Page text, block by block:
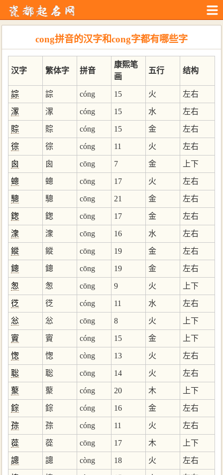
cong拼音的汉字和cong字都有哪些字
汉字 繁体字 拼音
康熙笔
画
五行 结构
誴 誴 cóng 15 火 左右
潈 潈 cóng 15 水 左右
賩 賩 cóng 15 金 左右
徖 徖 cóng 11 火 左右
囪 囪 cōng 7 金 上下
蟌 蟌 cōng 17 火 左右
驄 驄 cōng 21 金 左右
鍯 鍯 cōng 17 金 左右
潨 潨 cōng 16 水 左右
鏦 鏦 cōng 19 金 左右
鏓 鏓 cōng 19 金 左右
怱 怱 cōng 9 火 上下
徔 徔 cóng 11 水 左右
忩 忩 cōng 8 火 上下
賨 賨 cóng 15 金 上下
愡 愡 còng 13 火 左右
聡 聡 cōng 14 火 左右
藂 藂 cóng 20 木 上下
錝 錝 cóng 16 金 左右
孮 孮 cóng 11 火 左右
蓯 蓯 cōng 17 木 上下
謥 謥 còng 18 火 左右